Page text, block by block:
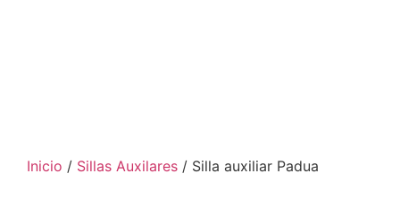
Inicio / Sillas Auxilares / Silla auxiliar Padua